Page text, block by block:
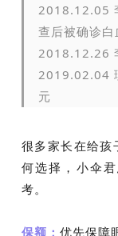
2018.12.05
查后被确诊白
2018.12.26
2019.02.04
元
很多家长在给孩
何选择，小伞
考。
保额： 优先保障